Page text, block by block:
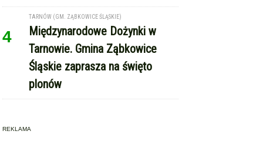
4
TARNÓW (GM. ZĄBKOWICE ŚLĄSKIE)
Międzynarodowe Dożynki w
Tarnowie. Gmina Ząbkowice
Śląskie zaprasza na święto
plonów
REKLAMA